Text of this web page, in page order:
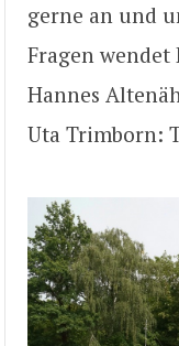
gerne an und
Fragen wendet
Hannes
Uta Trimborn: